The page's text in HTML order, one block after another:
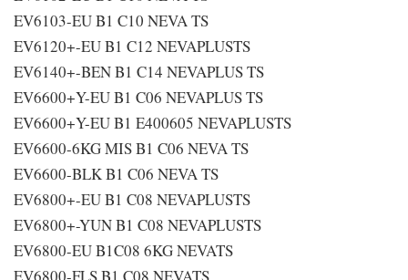
EV6103-EU B1 C10 NEVA TS
EV6120+-EU B1 C12 NEVAPLUSTS
EV6140+-BEN B1 C14 NEVAPLUS TS
EV6600+Y-EU B1 C06 NEVAPLUS TS
EV6600+Y-EU B1 E400605 NEVAPLUSTS
EV6600-6KG MIS B1 C06 NEVA TS
EV6600-BLK B1 C06 NEVA TS
EV6800+-EU B1 C08 NEVAPLUSTS
EV6800+-YUN B1 C08 NEVAPLUSTS
EV6800-EU B1C08 6KG NEVATS